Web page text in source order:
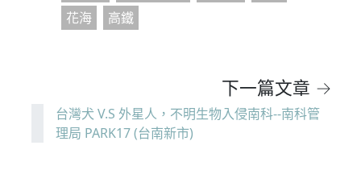
花海
高鐵
下一篇文章 →
台灣犬 V.S 外星人，不明生物入侵南科--南科管
理局 PARK17 (台南新市)